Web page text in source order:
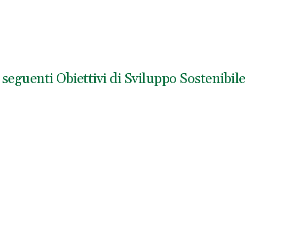
Obiettivi di Sviluppo Sostenibile